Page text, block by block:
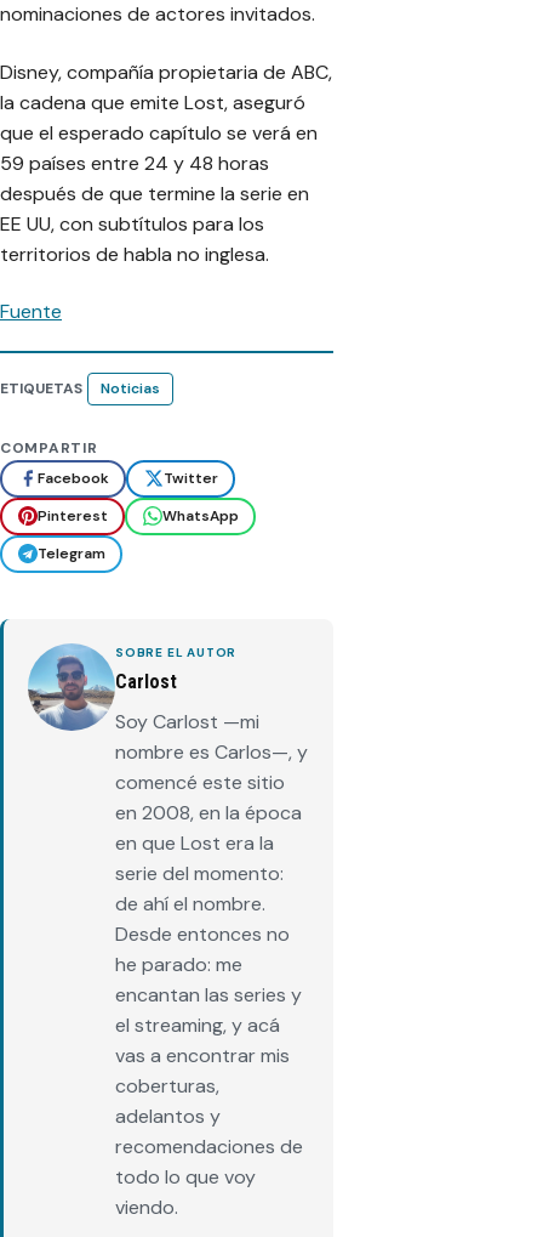
nominaciones de actores invitados.
Disney, compañía propietaria de ABC,
la cadena que emite Lost, aseguró
que el esperado capítulo se verá en
59 países entre 24 y 48 horas
después de que termine la serie en
EE UU, con subtítulos para los
territorios de habla no inglesa.
Fuente
ETIQUETAS Noticias
COMPARTIR
Facebook
Twitter
Pinterest
WhatsApp
Telegram
SOBRE EL AUTOR
Carlost
Soy Carlost —mi
nombre es Carlos—, y
comencé este sitio
en 2008, en la época
en que Lost era la
serie del momento:
de ahí el nombre.
Desde entonces no
he parado: me
encantan las series y
el streaming, y acá
vas a encontrar mis
coberturas,
adelantos y
recomendaciones de
todo lo que voy
viendo.